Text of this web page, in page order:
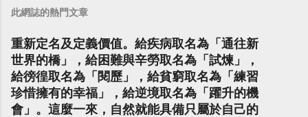
此網誌的熱門文章
重新定名及定義價值。給疾病取名為「通往新
世界的橋」，給困難與辛勞取名為「試煉」，
給徬徨取名為「閱歷」，給貧窮取名為「練習
珍惜擁有的幸福」，給逆境取名為「躍升的機
會」。這麼一來，自然就能具備只屬於自己的